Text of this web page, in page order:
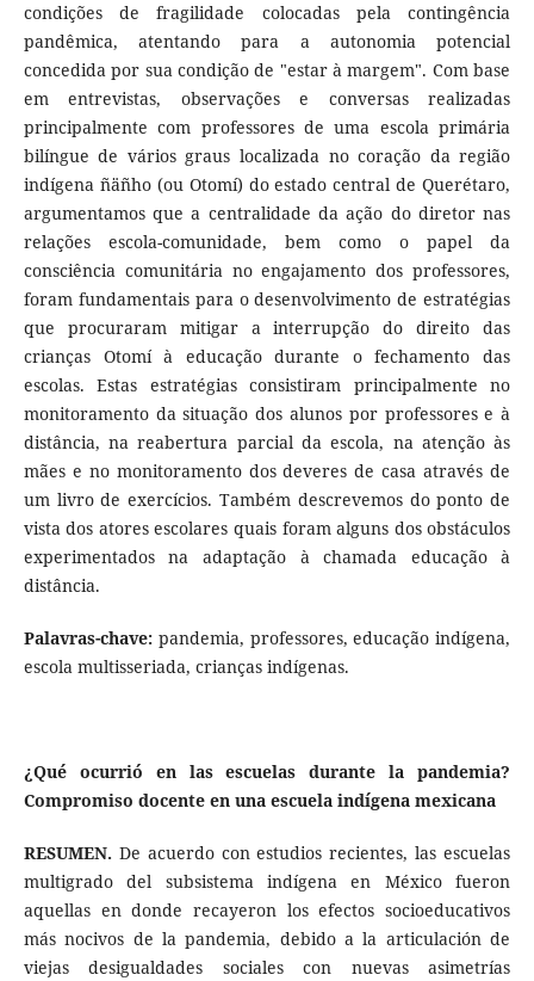
condições de fragilidade colocadas pela contingência
pandêmica, atentando para a autonomia potencial
concedida por sua condição de "estar à margem". Com base
em entrevistas, observações e conversas realizadas
principalmente com professores de uma escola primária
bilíngue de vários graus localizada no coração da região
indígena ñäñho (ou Otomí) do estado central de Querétaro,
argumentamos que a centralidade da ação do diretor nas
relações escola-comunidade, bem como o papel da
consciência comunitária no engajamento dos professores,
foram fundamentais para o desenvolvimento de estratégias
que procuraram mitigar a interrupção do direito das
crianças Otomí à educação durante o fechamento das
escolas. Estas estratégias consistiram principalmente no
monitoramento da situação dos alunos por professores e à
distância, na reabertura parcial da escola, na atenção às
mães e no monitoramento dos deveres de casa através de
um livro de exercícios. Também descrevemos do ponto de
vista dos atores escolares quais foram alguns dos obstáculos
experimentados na adaptação à chamada educação à
distância.
Palavras-chave:pandemia, professores, educação indígena,
escola multisseriada, crianças indígenas.
¿Qué ocurrió en las escuelas durante la pandemia?
Compromiso docente en una escuela indígena mexicana
RESUMEN. De acuerdo con estudios recientes, las escuelas
multigrado del subsistema indígena en México fueron
aquellas en donde recayeron los efectos socioeducativos
más nocivos de la pandemia, debido a la articulación de
viejas desigualdades sociales con nuevas asimetrías